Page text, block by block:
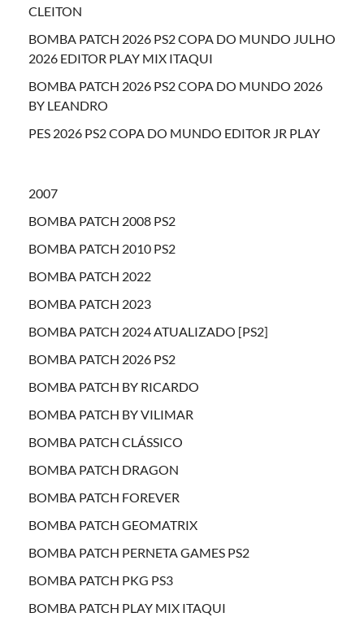
CLEITON
BOMBA PATCH 2026 PS2 COPA DO MUNDO JULHO
2026 EDITOR PLAY MIX ITAQUI
BOMBA PATCH 2026 PS2 COPA DO MUNDO 2026
BY LEANDRO
PES 2026 PS2 COPA DO MUNDO EDITOR JR PLAY
2007
BOMBA PATCH 2008 PS2
BOMBA PATCH 2010 PS2
BOMBA PATCH 2022
BOMBA PATCH 2023
BOMBA PATCH 2024 ATUALIZADO [PS2]
BOMBA PATCH 2026 PS2
BOMBA PATCH BY RICARDO
BOMBA PATCH BY VILIMAR
BOMBA PATCH CLÁSSICO
BOMBA PATCH DRAGON
BOMBA PATCH FOREVER
BOMBA PATCH GEOMATRIX
BOMBA PATCH PERNETA GAMES PS2
BOMBA PATCH PKG PS3
BOMBA PATCH PLAY MIX ITAQUI